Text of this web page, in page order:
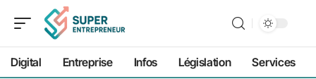
Digital Entreprise Infos Législation Services